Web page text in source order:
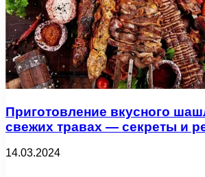
Приготовление вкусного
свежих травах — секреты и
14.03.2024